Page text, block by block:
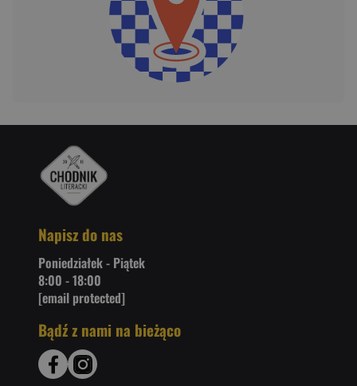
Napisz do nas
Poniedziałek - Piątek
8:00 - 18:00
[email protected]
Bądź z nami na bieżąco